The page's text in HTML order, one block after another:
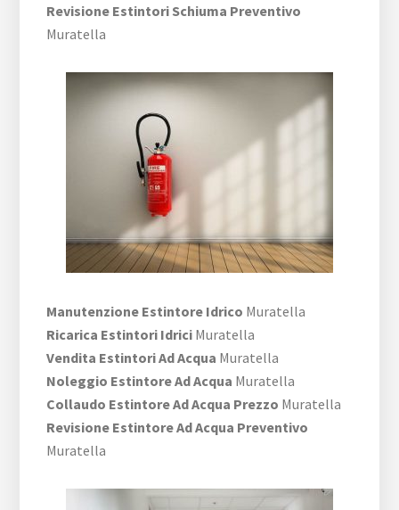
Revisione Estintori Schiuma Preventivo
Muratella
Manutenzione Estintore Idrico Muratella
Ricarica Estintori Idrici Muratella
Vendita Estintori Ad Acqua Muratella
Noleggio Estintore Ad Acqua Muratella
Collaudo Estintore Ad Acqua Prezzo Muratella
Revisione Estintore Ad Acqua Preventivo
Muratella